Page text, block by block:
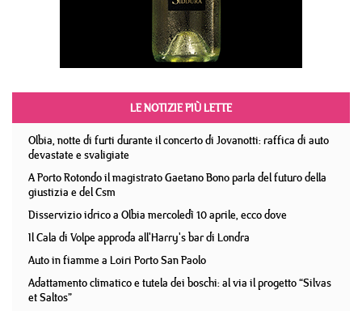
LE NOTIZIE PIÙ LETTE
Olbia, notte di furti durante il concerto di Jovanotti: raffica di auto
devastate e svaligiate
A Porto Rotondo il magistrato Gaetano Bono parla del futuro della
giustizia e del Csm
Disservizio idrico a Olbia mercoledì 10 aprile, ecco dove
Il Cala di Volpe approda all'Harry's bar di Londra
Auto in fiamme a Loiri Porto San Paolo
Adattamento climatico e tutela dei boschi: al via il progetto “Silvas
et Saltos”